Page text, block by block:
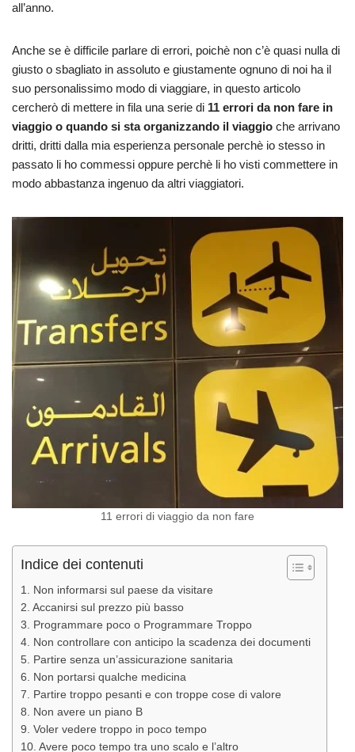
all’anno.
Anche se è difficile parlare di errori, poichè non c’è quasi nulla di
giusto o sbagliato in assoluto e giustamente ognuno di noi ha il
suo personalissimo modo di viaggiare, in questo articolo
cercherò di mettere in fila una serie di 11 errori da non fare in
viaggio o quando si sta organizzando il viaggio che arrivano
dritti, dritti dalla mia esperienza personale perchè io stesso in
passato li ho commessi oppure perchè li ho visti commettere in
modo abbastanza ingenuo da altri viaggiatori.
11 errori di viaggio da non fare
Indice dei contenuti
1. Non informarsi sul paese da visitare
2. Accanirsi sul prezzo più basso
3. Programmare poco o Programmare Troppo
4. Non controllare con anticipo la scadenza dei documenti
5. Partire senza un’assicurazione sanitaria
6. Non portarsi qualche medicina
7. Partire troppo pesanti e con troppe cose di valore
8. Non avere un piano B
9. Voler vedere troppo in poco tempo
10. Avere poco tempo tra uno scalo e l’altro